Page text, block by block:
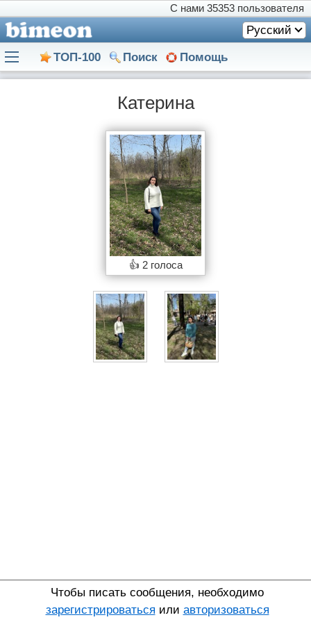
С нами 35353 пользователя
Русский
ТОП-100 Поиск Помощь
Катерина
👍 2 голоса
Чтобы писать сообщения, необходимо
зарегистрироваться или авторизоваться